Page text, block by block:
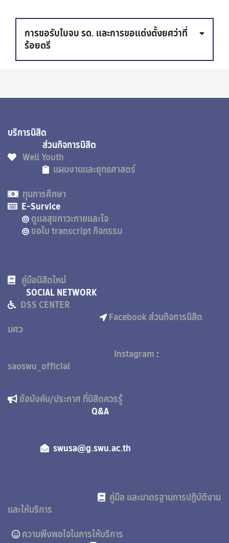
การขอรับใบจบ รด. และการขอแต่งตั้งยศว่าที่
ร้อยตรี
นักศึกษาวิชาทหาร โรงเรียนรักษาดินแดน โดยนิสิต
ต้องจบการศึกษามาแล้วอย่างน้อย 1 ปี
เช่น เรียนจบ ปี 5 ในปีการศึกษา 2566 สามารถ
ติดต่อขอรับเอกสารได้ในช่วง มีนาคม 2568
เป็นต้นไป
การขอแต่งตั้งยศว่าที่ร้อยตรี
คุณสมบัติผู้ขอแต่งตั้งยศ
1. เป็นผู้สำเร็จการฝึกวิชานักศึกษาวิชาทหารชั้นปีที่
5
หลักฐานประกอบการขอแต่งตั้งยศเป็นว่าที่ร้อยตรี
1. สำเนาหนังสือสำคัญประจำตัวแสดงวิทยฐานะผู้
สำเร็จการฝึกหลักสูตรนักศึกษาวิชาทหารชั้นปีที่ 5
2. สำเนาหลักฐานคุณวุฒิในระดับปริญญาตรี หรือ
3. สำเนาสมุดประจำตัวทหารกองหนุน (สด.8)
(เฉพาะนิสิตชาย)
4. สำเนาบัตรประชาชน
6. สำเนาคำสั่งแต่งตั้งยศนายทหารชั้นประทวน (ถ้า
ลายมือชื่อในเอกสารทุกฉบับ
ดำเนินการยื่นเอกสารขอแต่งตั้งยศด้วยตัวเอง
สถานที่ หน่วยบัญชาการรักษาดินแดน ถนน
กรุงเทพฯ 10200 ระยะเวลา ตามวันเวลาราชการ
บริการนิสิต
ส่วนกิจการนิสิต
Well Youth
แผนงานและยุทธศาสตร์
ทุนการศึกษา
E-Survice
ดูแลสุขภาวะกายและใจ
ขอใบ transcript กิจกรรม
คู่มือนิสิตใหม่
SOCIAL NETWORK
DSS CENTER
Facebook ส่วนกิจการนิสิต
มศว
Instagram :
saoswu_official
ข้อบังคับ/ประกาศ ที่นิสิตควรรู้
Q&A
swusa@g.swu.ac.th
คู่มือ และมาตรฐานการปฏิบัติงาน
และให้บริการ
ความพึงพอใจในการให้บริการ